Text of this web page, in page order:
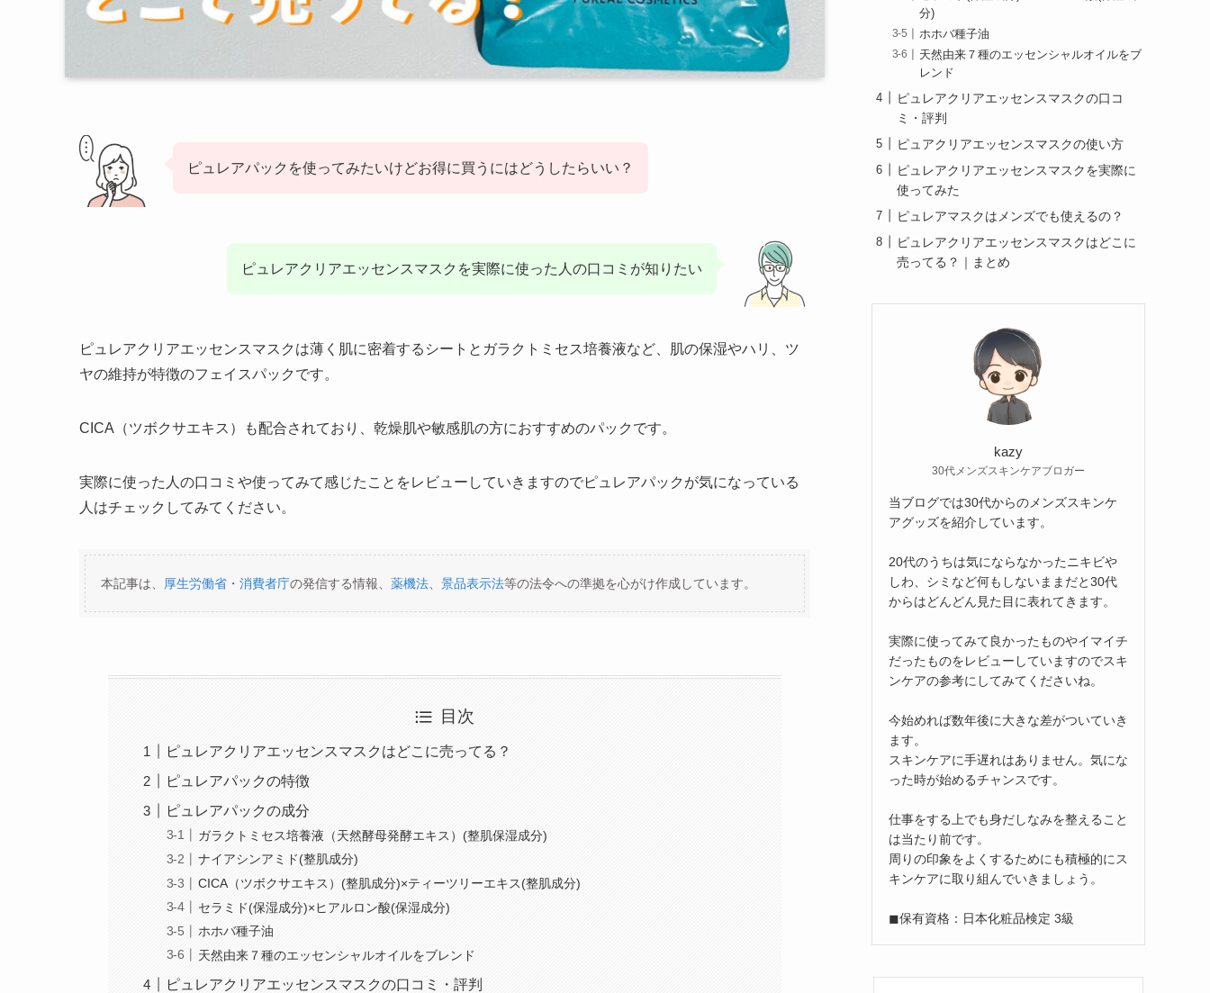
ピュレアパックを使ってみたいけどお得に買うにはどうしたらいい？
ピュレアクリアエッセンスマスクを実際に使った人の口コミが知りたい
ピュレアクリアエッセンスマスクは薄く肌に密着するシートとガラクトミセス培養液など、肌の保湿やハリ、ツ
ヤの維持が特徴のフェイスパックです。
CICA（ツボクサエキス）も配合されており、乾燥肌や敏感肌の方におすすめのパックです。
実際に使った人の口コミや使ってみて感じたことをレビューしていきますのでピュレアパックが気になっている
人はチェックしてみてください。
本記事は、 厚生労働省 ・ 消費者庁の発信する情報、 薬機法、 景品表示法等の法令への準拠を心がけ作成しています。
目次
ピュレアクリアエッセンスマスクはどこに売ってる？
ピュレアパックの特徴
ピュレアパックの成分
ガラクトミセス培養液（天然酵母発酵エキス）(整肌保湿成分)
ナイアシンアミド(整肌成分)
CICA（ツボクサエキス）(整肌成分)×ティーツリーエキス(整肌成分)
セラミド(保湿成分)×ヒアルロン酸(保湿成分)
ホホバ種子油
天然由来７種のエッセンシャルオイルをブレンド
ピュレアクリアエッセンスマスクの口コミ・評判
分)
ホホバ種子油
天然由来７種のエッセンシャルオイルをブ
レンド
ピュレアクリアエッセンスマスクの口コ
ミ・評判
ピュアクリアエッセンスマスクの使い方
ピュレアクリアエッセンスマスクを実際に
使ってみた
ピュレアマスクはメンズでも使えるの？
ピュレアクリアエッセンスマスクはどこに
売ってる？｜まとめ
kazy
30代メンズスキンケアブロガー
当ブログでは30代からのメンズスキンケ
アグッズを紹介しています。
20代のうちは気にならなかったニキビや
しわ、シミなど何もしないままだと30代
からはどんどん見た目に表れてきます。
実際に使ってみて良かったものやイマイチ
だったものをレビューしていますのでスキ
ンケアの参考にしてみてくださいね。
今始めれば数年後に大きな差がついていき
ます。
スキンケアに手遅れはありません。気にな
った時が始めるチャンスです。
仕事をする上でも身だしなみを整えること
は当たり前です。
周りの印象をよくするためにも積極的にス
キンケアに取り組んでいきましょう。
◼︎保有資格：日本化粧品検定 3級